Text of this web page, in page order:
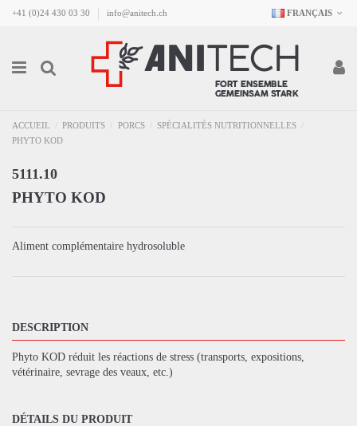
+41 (0)24 430 03 30 info@anitech.ch FRANÇAIS
ACCUEIL PRODUITS PORCS
SPÉCIALITÉS NUTRITIONNELLES
PHYTO KOD
5111.10
PHYTO KOD
Aliment complémentaire hydrosoluble
DESCRIPTION
Phyto KOD réduit les réactions de stress (transports, expositions,
vétérinaire, sevrage des veaux, etc.)
DÉTAILS DU PRODUIT